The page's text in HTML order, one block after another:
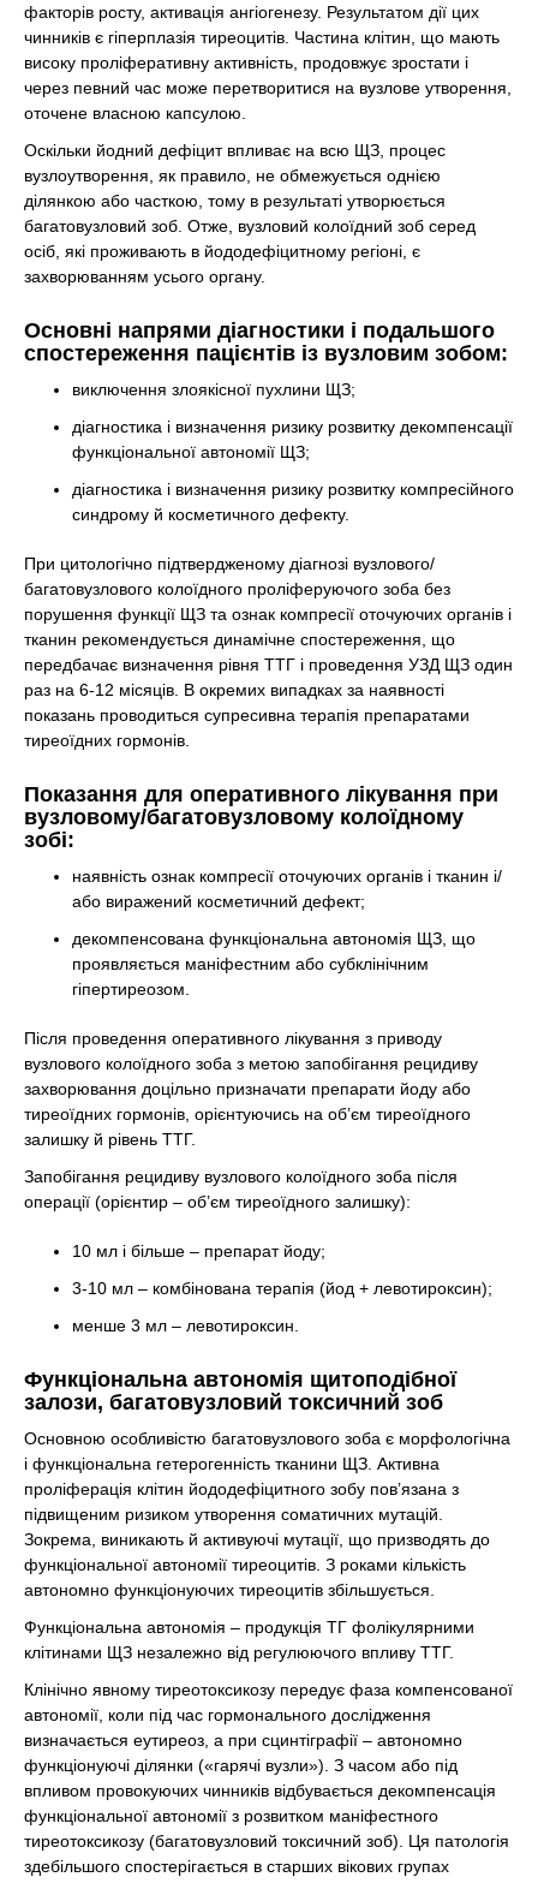
факторів росту, активація ангіогенезу. Результатом дії цих
чинників є гіперплазія тиреоцитів. Частина клітин, що мають
високу проліферативну активність, продовжує зростати і
через певний час може перетворитися на вузлове утворення,
оточене власною капсулою.
Оскільки йодний дефіцит впливає на всю ЩЗ, процес
вузлоутворення, як правило, не обмежується однією
ділянкою або часткою, тому в результаті утворюється
багатовузловий зоб. Отже, вузловий колоїдний зоб серед
осіб, які проживають в йододефіцитному регіоні, є
захворюванням усього органу.
Основні напрями діагностики і подальшого
спостереження пацієнтів із вузловим зобом:
виключення злоякісної пухлини ЩЗ;
діагностика і визначення ризику розвитку декомпенсації
функціональної автономії ЩЗ;
діагностика і визначення ризику розвитку компресійного
синдрому й косметичного дефекту.
При цитологічно підтвердженому діагнозі вузлового/
багатовузлового колоїдного проліферуючого зоба без
порушення функції ЩЗ та ознак компресії оточуючих органів і
тканин рекомендується динамічне спостереження, що
передбачає визначення рівня ТТГ і проведення УЗД ЩЗ один
раз на 6-12 місяців. В окремих випадках за наявності
показань проводиться супресивна терапія препаратами
тиреоїдних гормонів.
Показання для оперативного лікування при
вузловому/багатовузловому колоїдному
зобі:
наявність ознак компресії оточуючих органів і тканин і/
або виражений косметичний дефект;
декомпенсована функціональна автономія ЩЗ, що
проявляється маніфестним або субклінічним
гіпертиреозом.
Після проведення оперативного лікування з приводу
вузлового колоїдного зоба з метою запобігання рецидиву
захворювання доцільно призначати препарати йоду або
тиреоїдних гормонів, орієнтуючись на об’єм тиреоїдного
залишку й рівень ТТГ.
Запобігання рецидиву вузлового колоїдного зоба після
операції (орієнтир – об’єм тиреоїдного залишку):
10 мл і більше – препарат йоду;
3-10 мл – комбінована терапія (йод + левотироксин);
менше 3 мл – левотироксин.
Функціональна автономія щитоподібної
залози, багатовузловий токсичний зоб
Основною особливістю багатовузлового зоба є морфологічна
і функціональна гетерогенність тканини ЩЗ. Активна
проліферація клітин йододефіцитного зобу пов’язана з
підвищеним ризиком утворення соматичних мутацій.
Зокрема, виникають й активуючі мутації, що призводять до
функціональної автономії тиреоцитів. З роками кількість
автономно функціонуючих тиреоцитів збільшується.
Функціональна автономія – продукція ТГ фолікулярними
клітинами ЩЗ незалежно від регулюючого впливу ТТГ.
Клінічно явному тиреотоксикозу передує фаза компенсованої
автономії, коли під час гормонального дослідження
визначається еутиреоз, а при сцинтіграфії – автономно
функціонуючі ділянки («гарячі вузли»). З часом або під
впливом провокуючих чинників відбувається декомпенсація
функціональної автономії з розвитком маніфестного
тиреотоксикозу (багатовузловий токсичний зоб). Ця патологія
здебільшого спостерігається в старших вікових групах